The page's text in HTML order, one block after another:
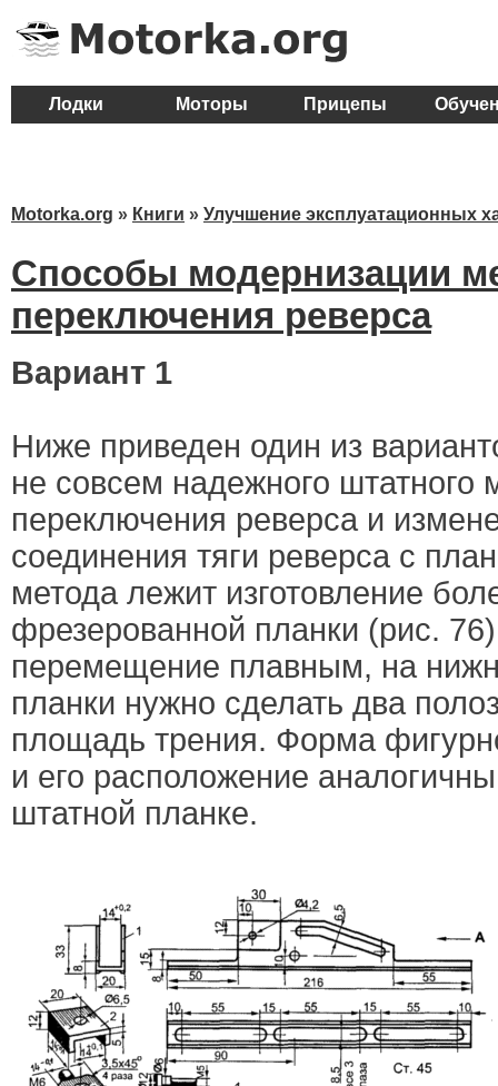
Лодки Моторы Прицепы
Motorka.org » Книги » Улучшение эксплуатационных
Способы модернизации
переключения реверса
Вариант 1
Ниже приведен один из
не совсем надежного штатного
переключения реверса и
соединения тяги реверса с
метода лежит изготовление
фрезерованной планки (рис.
перемещение плавным, на
планки нужно сделать два
площадь трения. Форма
и его расположение
штатной планке.